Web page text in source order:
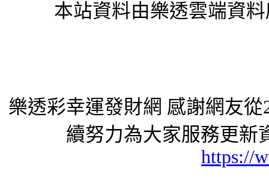
本站資料由樂透雲端資
樂透彩幸運發財網 感謝網友
續努力為大家服務更新
https://